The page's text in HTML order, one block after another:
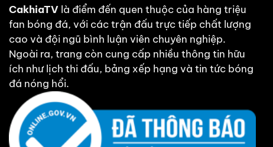
CakhiaTV là điểm đến quen thuộc của hàng triệu
fan bóng đá, với các trận đấu trực tiếp chất lượng
cao và đội ngũ bình luận viên chuyên nghiệp.
Ngoài ra, trang còn cung cấp nhiều thông tin hữu
ích như lịch thi đấu, bảng xếp hạng và tin tức bóng
đá nóng hổi.